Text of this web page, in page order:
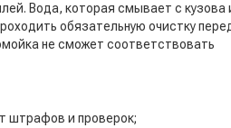
Вода, которая смывает с кузова
обязательную очистку
не сможет соответствовать
штрафов и проверок;